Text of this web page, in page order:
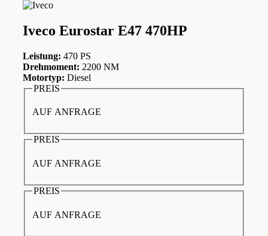
Iveco Eurostar E47 470HP
Leistung: 470 PS
Drehmoment: 2200 NM
Motortyp: Diesel
PREIS
AUF ANFRAGE
PREIS
AUF ANFRAGE
PREIS
AUF ANFRAGE